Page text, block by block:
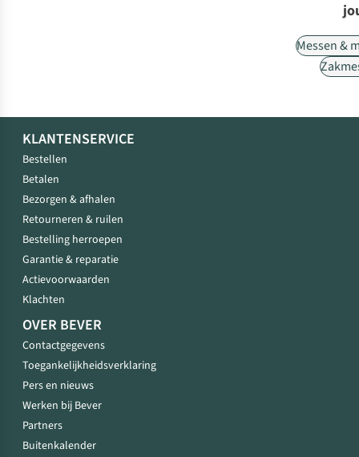
Messen &
KLANTENSERVICE
Bestellen
Betalen
Bezorgen & afhalen
Retourneren & ruilen
Bestelling herroepen
Garantie & reparatie
Actievoorwaarden
Klachten
OVER BEVER
Contactgegevens
Toegankelijkheidsverklaring
Pers en nieuws
Werken bij Bever
Partners
Buitenkalender